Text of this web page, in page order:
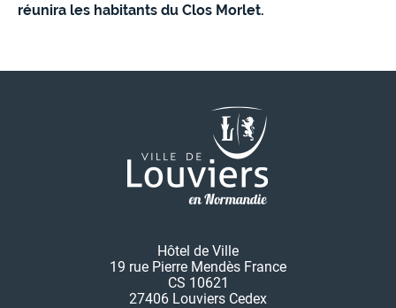
réunira les habitants du Clos Morlet.
Hôtel de Ville
19 rue Pierre Mendès France
CS 10621
27406 Louviers Cedex